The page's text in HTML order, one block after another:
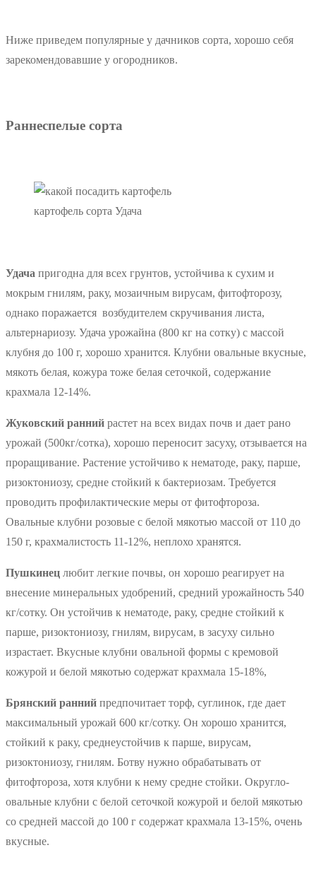
Ниже приведем популярные у дачников сорта, хорошо себя
зарекомендовавшие у огородников.
Раннеспелые сорта
картофель сорта Удача
Удача пригодна для всех грунтов, устойчива к сухим и
мокрым гнилям, раку, мозаичным вирусам, фитофторозу,
однако поражается возбудителем скручивания листа,
альтернариозу. Удача урожайна (800 кг на сотку) с массой
клубня до 100 г, хорошо хранится. Клубни овальные вкусные,
мякоть белая, кожура тоже белая сеточкой, содержание
крахмала 12-14%.
Жуковский ранний растет на всех видах почв и дает рано
урожай (500кг/сотка), хорошо переносит засуху, отзывается на
проращивание. Растение устойчиво к нематоде, раку, парше,
ризоктониозу, средне стойкий к бактериозам. Требуется
проводить профилактические меры от фитофтороза.
Овальные клубни розовые с белой мякотью массой от 110 до
150 г, крахмалистость 11-12%, неплохо хранятся.
Пушкинец любит легкие почвы, он хорошо реагирует на
внесение минеральных удобрений, средний урожайность 540
кг/сотку. Он устойчив к нематоде, раку, средне стойкий к
парше, ризоктониозу, гнилям, вирусам, в засуху сильно
израстает. Вкусные клубни овальной формы с кремовой
кожурой и белой мякотью содержат крахмала 15-18%,
Брянский ранний предпочитает торф, суглинок, где дает
максимальный урожай 600 кг/сотку. Он хорошо хранится,
стойкий к раку, среднеустойчив к парше, вирусам,
ризоктониозу, гнилям. Ботву нужно обрабатывать от
фитофтороза, хотя клубни к нему средне стойки. Округло-
овальные клубни с белой сеточкой кожурой и белой мякотью
со средней массой до 100 г содержат крахмала 13-15%, очень
вкусные.